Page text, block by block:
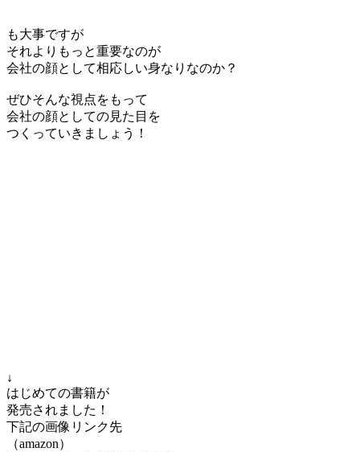
も大事ですが
それよりもっと重要なのが
会社の顔として相応しい身なりなのか？
ぜひそんな視点をもって
会社の顔としての見た目を
つくっていきましょう！
↓
はじめての書籍が
発売されました！
下記の画像リンク先
（amazon）